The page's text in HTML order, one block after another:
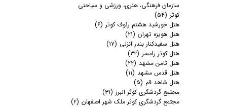
سازمان فرهنگی، هنری، ورزشی و سیاحتی
کوثر (۵۴)
هتل خورشید هشتم رئوف کوثر (۶)
هتل هویزه تهران (۲۱)
هتل سفیدکنار بندر انزلی (۱۷)
هتل کوثر رامسر (۳۲)
هتل ثامن مشهد (۲۲)
هتل قدس مشهد (۱۱)
هتل شاهد قم (۵)
مجتمع گردشگری کوثر البرز (۳۱)
مجتمع گردشگری کوثر ملک شهر اصفهان (۲)